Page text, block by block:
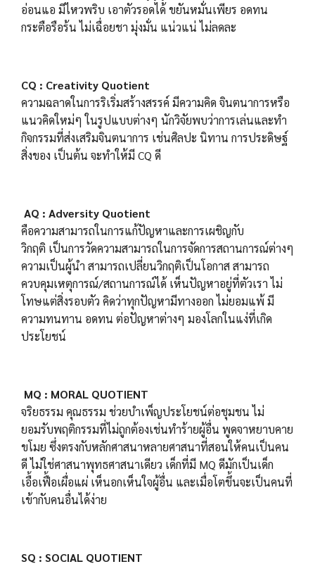
อ่อนแอ มีไหวพริบ เอาตัวรอดได้ ขยันหมั่นเพียร อดทน
กระตือรือร้น ไม่เฉื่อยชา มุ่งมั่น แน่วแน่ ไม่ลดละ
CQ : Creativity Quotient
ความฉลาดในการริเริ่มสร้างสรรค์ มีความคิด จินตนาการหรือ
แนวคิดใหม่ๆ ในรูปแบบต่างๆ นักวิจัยพบว่าการเล่นและทำ
กิจกรรมที่ส่งเสริมจินตนาการ เช่นศิลปะ นิทาน การประดิษฐ์
สิ่งของ เป็นต้น จะทำให้มี CQ ดี
AQ : Adversity Quotient
คือความสามารถในการแก้ปัญหาและการเผชิญกับ
วิกฤติ เป็นการวัดความสามารถในการจัดการสถานการณ์ต่างๆ
ความเป็นผู้นำ สามารถเปลี่ยนวิกฤติเป็นโอกาส สามารถ
ควบคุมเหตุการณ์/สถานการณ์ได้ เห็นปัญหาอยู่ที่ตัวเรา ไม่
โทษแต่สิ่งรอบตัว คิดว่าทุกปัญหามีทางออก ไม่ยอมแพ้ มี
ความทนทาน อดทน ต่อปัญหาต่างๆ มองโลกในแง่ที่เกิด
ประโยชน์
MQ : MORAL QUOTIENT
จริยธรรม คุณธรรม ช่วยบำเพ็ญประโยชน์ต่อชุมชน ไม่
ยอมรับพฤติกรรมที่ไม่ถูกต้องเช่นทำร้ายผู้อื่น พูดจาหยาบคาย
ขโมย ซึ่งตรงกับหลักศาสนาหลายศาสนาที่สอนให้คนเป็นคน
ดี ไม่ใช่ศาสนาพุทธศาสนาเดียว เด็กที่มี MQ ดีมักเป็นเด็ก
เอื้อเฟื้อเผื่อแผ่ เห็นอกเห็นใจผู้อื่น และเมื่อโตขึ้นจะเป็นคนที่
เข้ากับคนอื่นได้ง่าย
SQ : SOCIAL QUOTIENT